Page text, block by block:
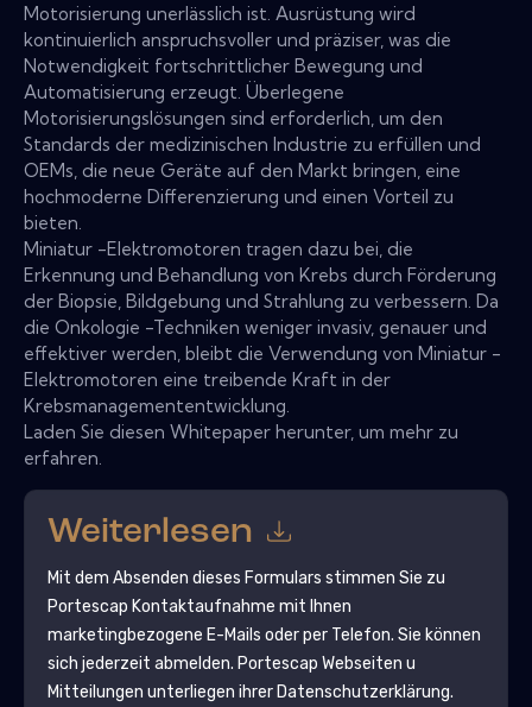
Motorisierung unerlässlich ist. Ausrüstung wird
kontinuierlich anspruchsvoller und präziser, was die
Notwendigkeit fortschrittlicher Bewegung und
Automatisierung erzeugt. Überlegene
Motorisierungslösungen sind erforderlich, um den
Standards der medizinischen Industrie zu erfüllen und
OEMs, die neue Geräte auf den Markt bringen, eine
hochmoderne Differenzierung und einen Vorteil zu
bieten.
Miniatur -Elektromotoren tragen dazu bei, die
Erkennung und Behandlung von Krebs durch Förderung
der Biopsie, Bildgebung und Strahlung zu verbessern. Da
die Onkologie -Techniken weniger invasiv, genauer und
effektiver werden, bleibt die Verwendung von Miniatur -
Elektromotoren eine treibende Kraft in der
Krebsmanagemententwicklung.
Laden Sie diesen Whitepaper herunter, um mehr zu
erfahren.
Weiterlesen
Mit dem Absenden dieses Formulars stimmen Sie zu
Portescap Kontaktaufnahme mit Ihnen
marketingbezogene E-Mails oder per Telefon. Sie können
sich jederzeit abmelden. Portescap Webseiten u
Mitteilungen unterliegen ihrer Datenschutzerklärung.